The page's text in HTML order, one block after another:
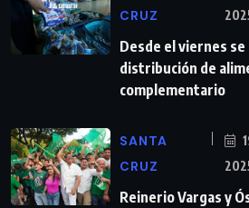
CRUZ
Desde el viernes
distribución de
complementario
SANTA
CRUZ
Reinerio Vargas y